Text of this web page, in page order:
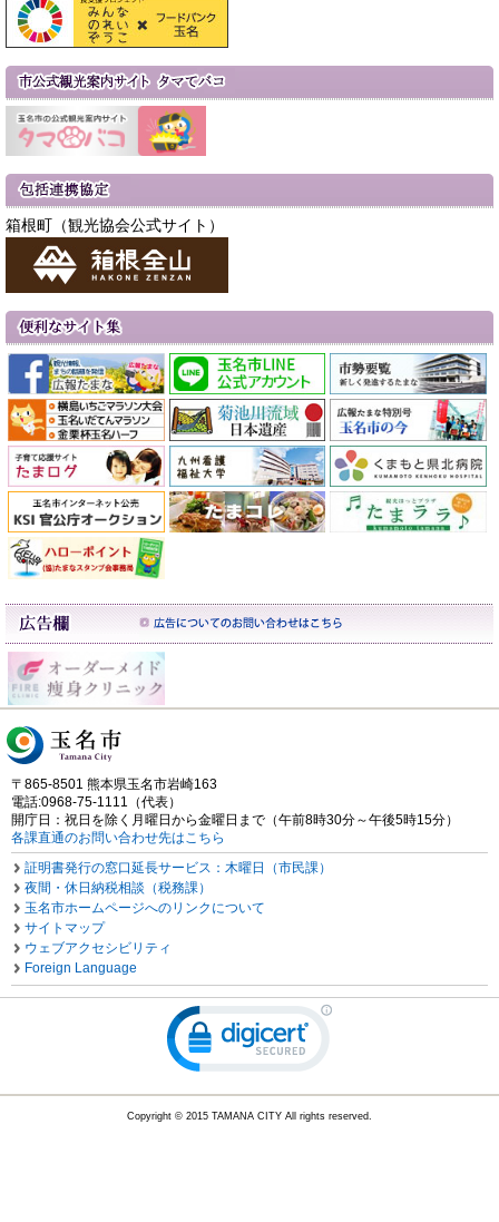
箱根町（観光協会公式サイト）
〒865-8501 熊本県玉名市岩崎163
電話:0968-75-1111（代表）
開庁日：祝日を除く月曜日から金曜日まで（午前8時30分～午後5時15分）
各課直通のお問い合わせ先はこちら
証明書発行の窓口延長サービス：木曜日（市民課）
夜間・休日納税相談（税務課）
玉名市ホームページへのリンクについて
サイトマップ
ウェブアクセシビリティ
Foreign Language
Copyright © 2015 TAMANA CITY All rights reserved.